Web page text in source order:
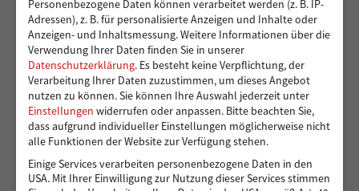
Ein sicherer Ort für Kinder, die viel zu früh
Verantwortung übernehmen – 14.000 Euro für die
Kindergruppen der Vereinigung Pestalozzi
Toben und Spielen: Bewegungsraum für die Kita
Eddelbüttelstraße in Harburg
Personenbezogene Daten können verarbeitet werden (z. B. IP-
Adressen), z. B. für personalisierte Anzeigen und Inhalte oder
Anzeigen- und Inhaltsmessung.Weitere Informationen über die
Verwendung Ihrer Daten finden Sie in unserer
Datenschutzerklärung. Es besteht keine Verpflichtung, der
Verarbeitung Ihrer Daten zuzustimmen, um dieses Angebot
nutzen zu können.Sie können Ihre Auswahl jederzeit unter
Einstellungen widerrufen oder anpassen. Bitte beachten Sie,
dass aufgrund individueller Einstellungen möglicherweise nicht
alle Funktionen der Website zur Verfügung stehen.
Einige Services verarbeiten personenbezogene Daten in den
USA. Mit Ihrer Einwilligung zur Nutzung dieser Services stimmen